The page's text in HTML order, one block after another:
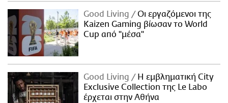
Good Living
Οι εργαζόμενοι της
Kaizen Gaming βίωσαν το World
Cup από "μέσα"
Good Living
Η εμβληματική City
Exclusive Collection της Le Labo
έρχεται στην Αθήνα